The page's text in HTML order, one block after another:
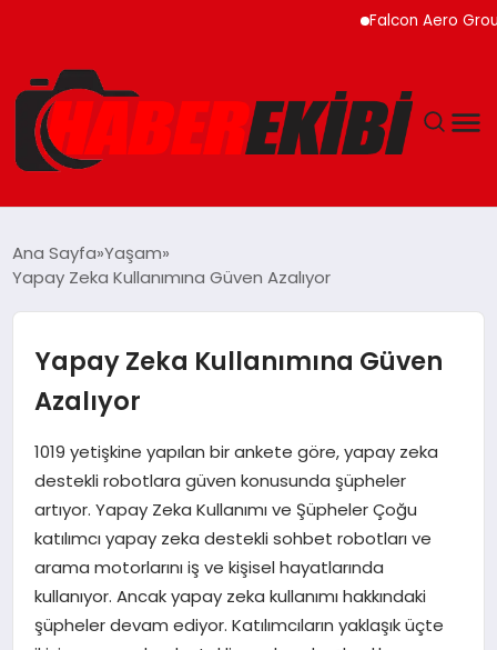
Falcon Aero Group,
GÜNCEL
EĞITIM
EKONOMI
MAGAZIN
SAĞLIK
TEKNOLOJI
Ana Sayfa Yaşam
Yapay Zeka Kullanımına Güven Azalıyor
Yapay Zeka Kullanımına Güven
Azalıyor
1019 yetişkine yapılan bir ankete göre, yapay zeka
destekli robotlara güven konusunda şüpheler
artıyor. Yapay Zeka Kullanımı ve Şüpheler Çoğu
katılımcı yapay zeka destekli sohbet robotları ve
arama motorlarını iş ve kişisel hayatlarında
kullanıyor. Ancak yapay zeka kullanımı hakkındaki
şüpheler devam ediyor. Katılımcıların yaklaşık üçte